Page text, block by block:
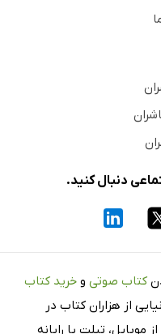
دنبال کنید.
کتاب صوتی و خرید کتاب
از هزاران کتاب در
موبایل، تبلت یا رایانه